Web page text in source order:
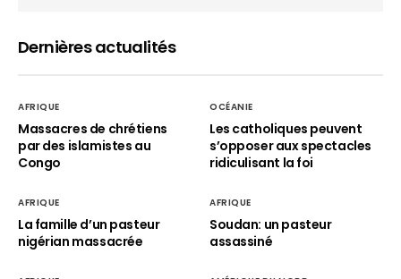
Dernières actualités
AFRIQUE
Massacres de chrétiens
par des islamistes au
Congo
OCÉANIE
Les catholiques peuvent
s’opposer aux spectacles
ridiculisant la foi
AFRIQUE
La famille d’un pasteur
nigérian massacrée
AFRIQUE
Soudan: un pasteur
assassiné